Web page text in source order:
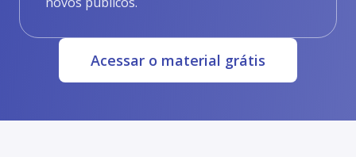
Acessar o material grátis